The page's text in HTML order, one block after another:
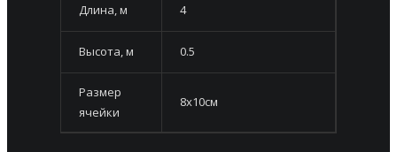
Длина, м 4
Высота, м 0.5
Размер
ячейки
8х10см